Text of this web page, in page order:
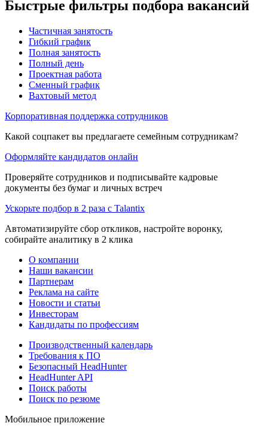
Быстрые фильтры подбора вакансий
Частичная занятость
Гибкий график
Полная занятость
Полный день
Проектная работа
Сменный график
Вахтовый метод
Корпоративная поддержка сотрудников
Какой соцпакет вы предлагаете семейным сотрудникам?
Оформляйте кандидатов онлайн
Проверяйте сотрудников и подписывайте кадровые
документы без бумаг и личных встреч
Ускорьте подбор в 2 раза с Talantix
Автоматизируйте сбор откликов, настройте воронку,
собирайте аналитику в 2 клика
О компании
Наши вакансии
Партнерам
Реклама на сайте
Новости и статьи
Инвесторам
Кандидаты по профессиям
Производственный календарь
Требования к ПО
Безопасный HeadHunter
HeadHunter API
Поиск работы
Поиск по резюме
Мобильное приложение